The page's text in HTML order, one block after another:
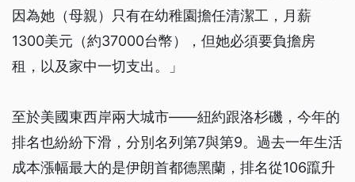
因為她（母親）只有在幼稚園擔任清潔工，月薪
1300美元（約37000台幣），但她必須要負擔房
租，以及家中一切支出。」
至於美國東西岸兩大城市——紐約跟洛杉磯，今年的
排名也紛紛下滑，分別名列第7與第9。過去一年生活
成本漲幅最大的是伊朗首都德黑蘭，排名從106躥升